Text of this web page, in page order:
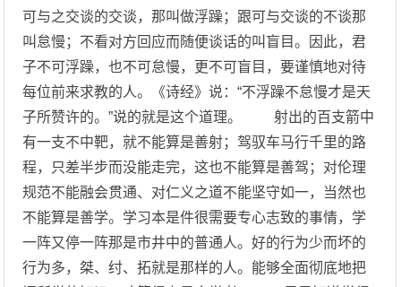
可与之交谈的交谈，那叫做浮躁；跟可与交谈的不谈那
叫怠慢；不看对方回应而随便谈话的叫盲目。因此，君
子不可浮躁，也不可怠慢，更不可盲目，要谨慎地对待
每位前来求教的人。《诗经》说：“不浮躁不怠慢才是天
子所赞许的。”说的就是这个道理。 射出的百支箭中
有一支不中靶，就不能算是善射；驾驭车马行千里的路
程，只差半步而没能走完，这也不能算是善驾；对伦理
规范不能融会贯通、对仁义之道不能坚守如一，当然也
不能算是善学。学习本是件很需要专心志致的事情，学
一阵又停一阵那是市井中的普通人。好的行为少而坏的
行为多，桀、纣、拓就是那样的人。能够全面彻底地把